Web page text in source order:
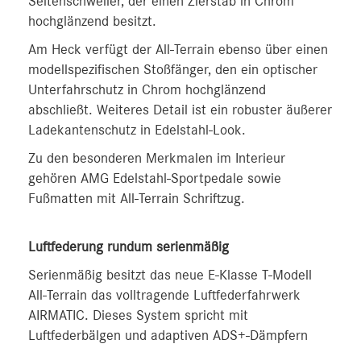
hochglänzend besitzt.
Am Heck verfügt der All-Terrain ebenso über einen
modellspezifischen Stoßfänger, den ein optischer
Unterfahrschutz in Chrom hochglänzend
abschließt. Weiteres Detail ist ein robuster äußerer
Ladekantenschutz in Edelstahl-Look.
Zu den besonderen Merkmalen im Interieur
gehören AMG Edelstahl-Sportpedale sowie
Fußmatten mit All‑Terrain Schriftzug.
Luftfederung rundum serienmäßig
Serienmäßig besitzt das neue E-Klasse T-Modell
All-Terrain das volltragende Luftfederfahrwerk
AIRMATIC. Dieses System spricht mit
Luftfederbälgen und adaptiven ADS+-Dämpfern